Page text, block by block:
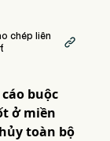
chép liên

buộc
ở miền
toàn bộ